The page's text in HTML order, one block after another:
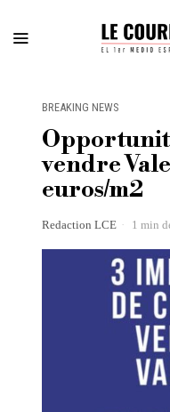
BREAKING NEWS
vendre
euros/m2
Redaction LCE 1 min